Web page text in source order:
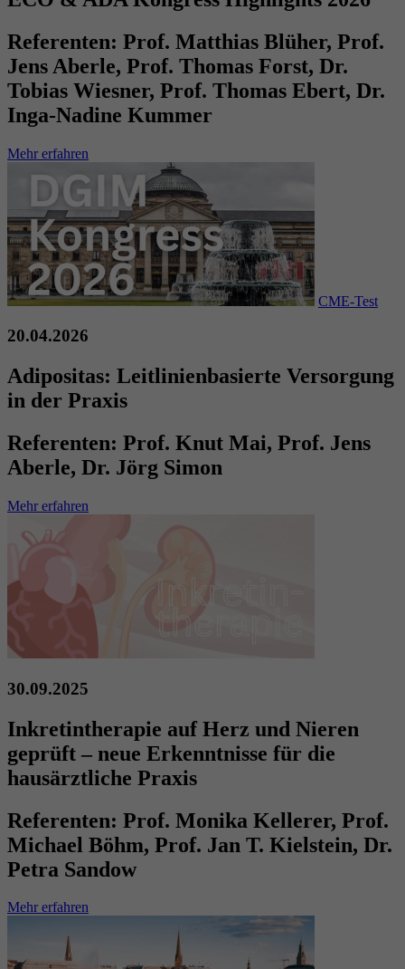
Referenten: Prof. Matthias Blüher, Prof.
Jens Aberle, Prof. Thomas Forst, Dr.
Tobias Wiesner, Prof. Thomas Ebert, Dr.
Inga-Nadine Kummer
Mehr erfahren
CME-Test
20.04.2026
Adipositas: Leitlinienbasierte Versorgung
in der Praxis
Referenten: Prof. Knut Mai, Prof. Jens
Aberle, Dr. Jörg Simon
Mehr erfahren
30.09.2025
Inkretintherapie auf Herz und Nieren
geprüft – neue Erkenntnisse für die
hausärztliche Praxis
Referenten: Prof. Monika Kellerer, Prof.
Michael Böhm, Prof. Jan T. Kielstein, Dr.
Petra Sandow
Mehr erfahren